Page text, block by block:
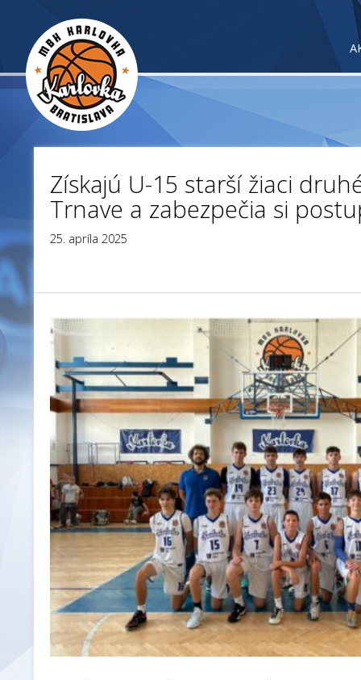
Získajú U-15 starší žiaci
Trnave a zabezpečia si
25. apríla 2025